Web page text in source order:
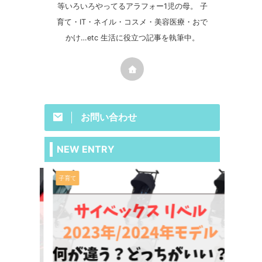
等いろいろやってるアラフォー1児の母。 子
育て・IT・ネイル・コスメ・美容医療・おで
かけ…etc 生活に役立つ記事を執筆中。
お問い合わせ
NEW ENTRY
子育て